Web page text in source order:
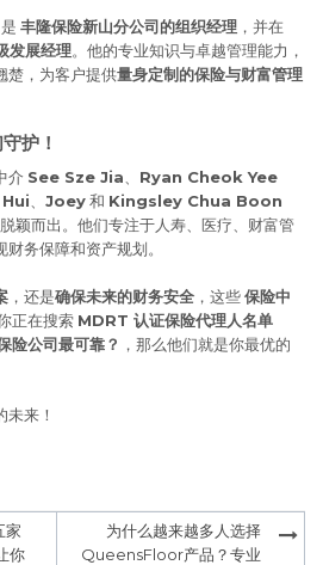
丰隆保险新山分公司的组织经理 ，并在
发展经理。他的专业知识与卓越管理能力，
楚，为客户提供量身定制的保险与财富管理
护！
介 See Sze Jia、 Ryan Cheok Yee
、 Joey和 Kingsley Chua Boon
颖而出。他们专注于人寿、医疗、财富管
务保障和资产规划。
，还是确保未来的财务安全 ，这些保险中
正在搜索 MDRT 认证保险代理人名单
险公司最可靠？ ，那么他们就是你最优的
来！
家
你
为什么越来越多人选择
QueensFloor产品？专业